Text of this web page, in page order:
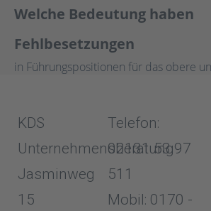
Welche Bedeutung haben
Fehlbesetzungen
in Führungspositionen für das obere
KDS
Unternehmensberatung
Jasminweg
15
Telefon:
02131 53 97
511
Mobil: 0170 -